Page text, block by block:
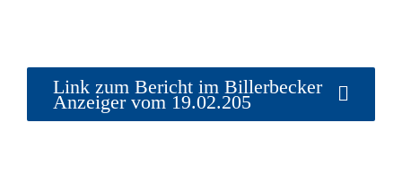
Link zum Bericht im Billerbecker
Anzeiger vom 19.02.205